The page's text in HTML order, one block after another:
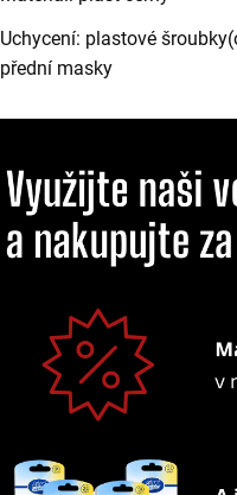
Uchycení: plastové
přední masky